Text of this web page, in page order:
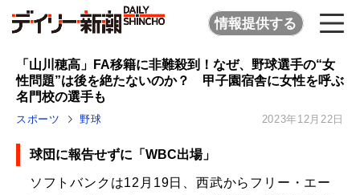
情報提供する
「山川穂高」FA移籍に非難殺到！なぜ、野球選手の“女
性問題”は後を絶たないのか？ 甲子園宿舎に女性を呼ぶ
名門校の選手も
スポーツ 野球 2023年12月22日
球団に報告せずに「WBC出場」
ソフトバンクは12月19日、西武からフリー・エー